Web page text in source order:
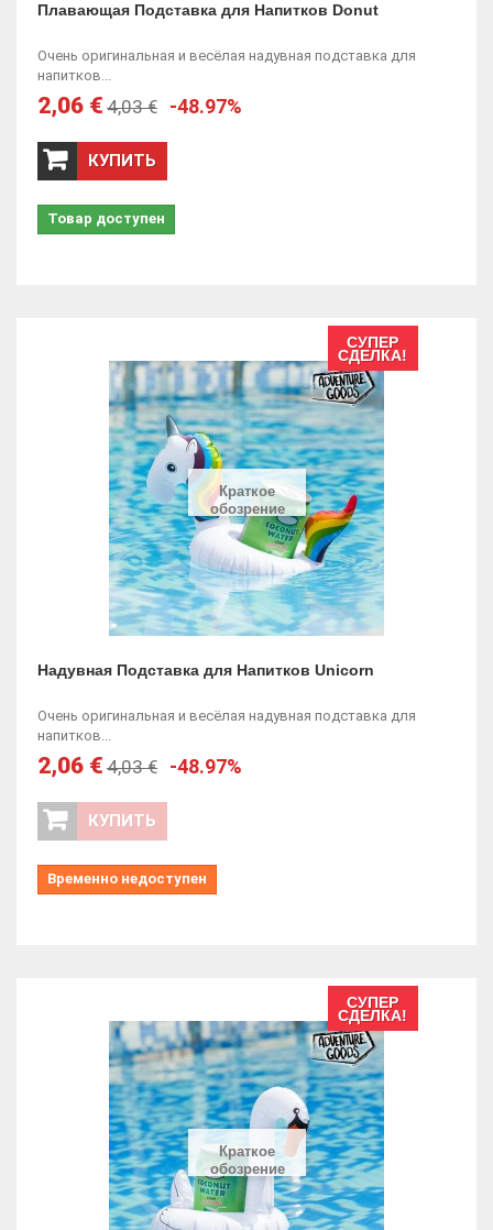
Плавающая Подставка для Напитков Donut
Очень оригинальная и весёлая надувная подставка для
напитков...
2,06 € 4,03 € -48.97%
КУПИТЬ
Товар доступен
Краткое
обозрение
СУПЕР
СДЕЛКА!
Надувная Подставка для Напитков Unicorn
Очень оригинальная и весёлая надувная подставка для
напитков...
2,06 € 4,03 € -48.97%
КУПИТЬ
Временно недоступен
Краткое
обозрение
СУПЕР
СДЕЛКА!